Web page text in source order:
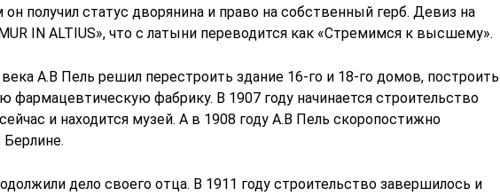
получил статус дворянина и право на собственный герб. Девиз на
IN ALTIUS», что с латыни переводится как «Стремимся к высшему».
века А.В Пель решил перестроить здание 16-го и 18-го домов, построить
фармацевтическую фабрику. В 1907 году начинается строительство
и находится музей. А в 1908 году А.В Пель скоропостижно
Берлине.
дело своего отца. В 1911 году строительство завершилось и